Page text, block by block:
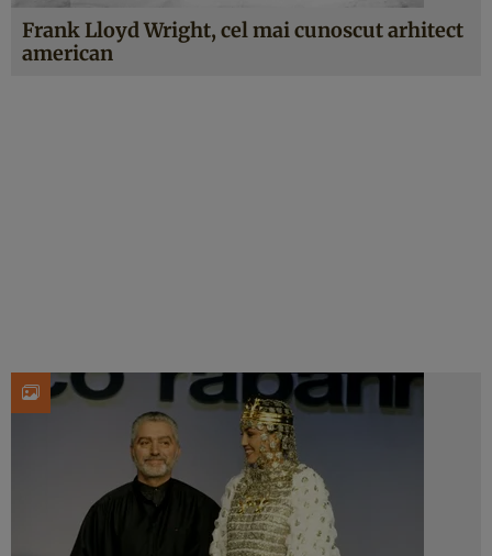
Frank Lloyd Wright, cel mai cunoscut arhitect
american